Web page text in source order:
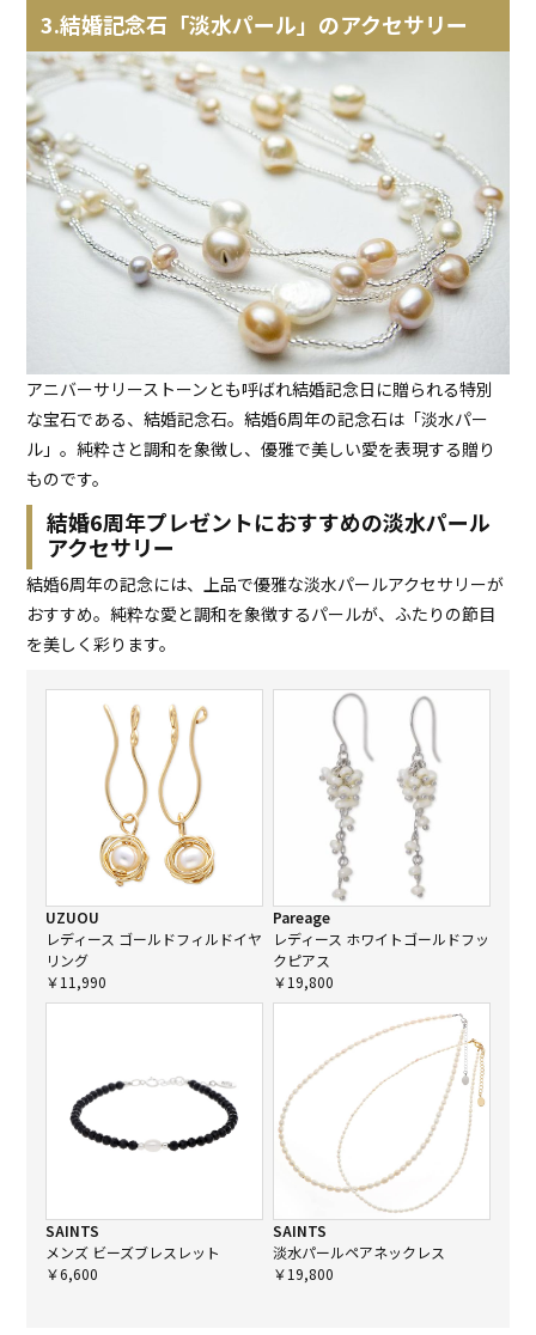
3.結婚記念石「淡水パール」のアクセサリー
アニバーサリーストーンとも呼ばれ結婚記念日に贈られる特別
な宝石である、結婚記念石。結婚6周年の記念石は「淡水パー
ル」。純粋さと調和を象徴し、優雅で美しい愛を表現する贈り
ものです。
結婚6周年プレゼントにおすすめの淡水パール
アクセサリー
結婚6周年の記念には、上品で優雅な淡水パールアクセサリーが
おすすめ。純粋な愛と調和を象徴するパールが、ふたりの節目
を美しく彩ります。
UZUOU
レディース ゴールドフィルドイヤ
リング
￥11,990
Pareage
レディース ホワイトゴールドフッ
クピアス
￥19,800
SAINTS
メンズ ビーズブレスレット
￥6,600
SAINTS
淡水パールペアネックレス
￥19,800